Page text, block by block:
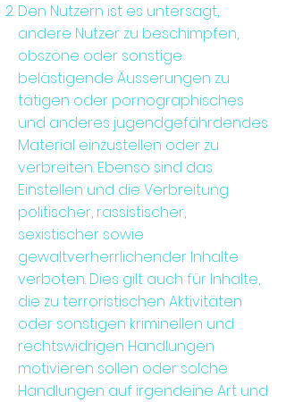
Den Nutzern ist es untersagt,
andere Nutzer zu beschimpfen,
obszöne oder sonstige
belästigende Äusserungen zu
tätigen oder pornographisches
und anderes jugendgefährdendes
Material einzustellen oder zu
verbreiten. Ebenso sind das
Einstellen und die Verbreitung
politischer, rassistischer,
sexistischer sowie
gewaltverherrlichender Inhalte
verboten. Dies gilt auch für Inhalte,
die zu terroristischen Aktivitäten
oder sonstigen kriminellen und
rechtswidrigen Handlungen
motivieren sollen oder solche
Handlungen auf irgendeine Art und